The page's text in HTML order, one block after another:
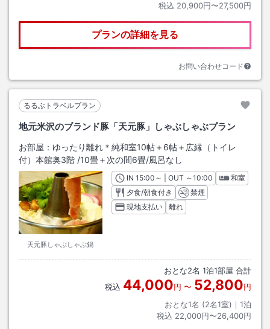
税込 20,900円〜27,500円
プランの詳細を見る
お問い合わせコード
るるぶトラベルプラン
地元米沢のブランド豚「天元豚」しゃぶしゃぶプラン
お部屋： ゆったり離れ＊純和室10帖＋6帖＋広縁（トイレ
付）本館奥3階 /10畳＋次の間6畳/風呂なし
天元豚しゃぶしゃぶ鍋
INチェックイン
15:00 ～ | OUT チェックアウト
～10:00
和室
夕食/朝食付き
禁煙
現地支払い
離れ
おとな2名 1泊1部屋 合計
税込 44,000円 〜 52,800円
おとな1名 (2名1室)｜ 1泊
税込 22,000円〜26,400円